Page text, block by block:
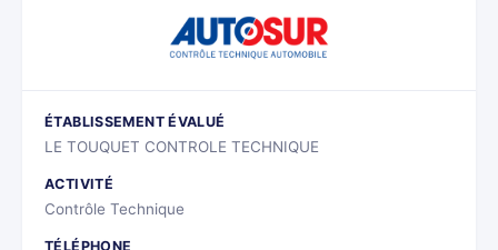
ÉTABLISSEMENT ÉVALUÉ
LE TOUQUET CONTROLE TECHNIQUE
ACTIVITÉ
Contrôle Technique
TÉLÉPHONE